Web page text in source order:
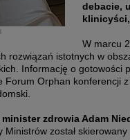
debacie,
W marcu
rozwiązań istotnych w
Informację o gotowości
Forum Orphan konferencji
minister zdrowia Adam
Ministrów został